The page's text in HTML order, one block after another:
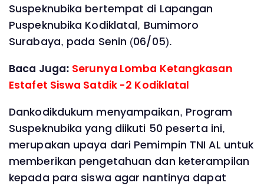
Suspeknubika bertempat di Lapangan
Puspeknubika Kodiklatal, Bumimoro
Surabaya, pada Senin (06/05).
Baca Juga: Serunya Lomba Ketangkasan
Estafet Siswa Satdik -2 Kodiklatal
Dankodikdukum menyampaikan, Program
Suspeknubika yang diikuti 50 peserta ini,
merupakan upaya dari Pemimpin TNI AL untuk
memberikan pengetahuan dan keterampilan
kepada para siswa agar nantinya dapat